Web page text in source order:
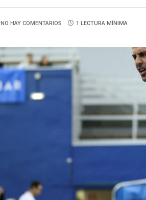
NO HAY COMENTARIOS 1 LECTURA MÍNIMA